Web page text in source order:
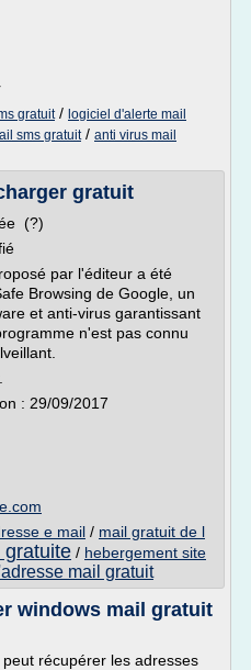
gratuit/ logiciel d'alerte mail
sms gratuit/ anti virus mail
gratuit
(?)
par l'éditeur a été
Browsing de Google, un
et anti-virus garantissant
n'est pas connu
: 29/09/2017
e mail / mail gratuit de l
gratuite / hebergement site
mail gratuit
windows mail gratuit
récupérer les adresses